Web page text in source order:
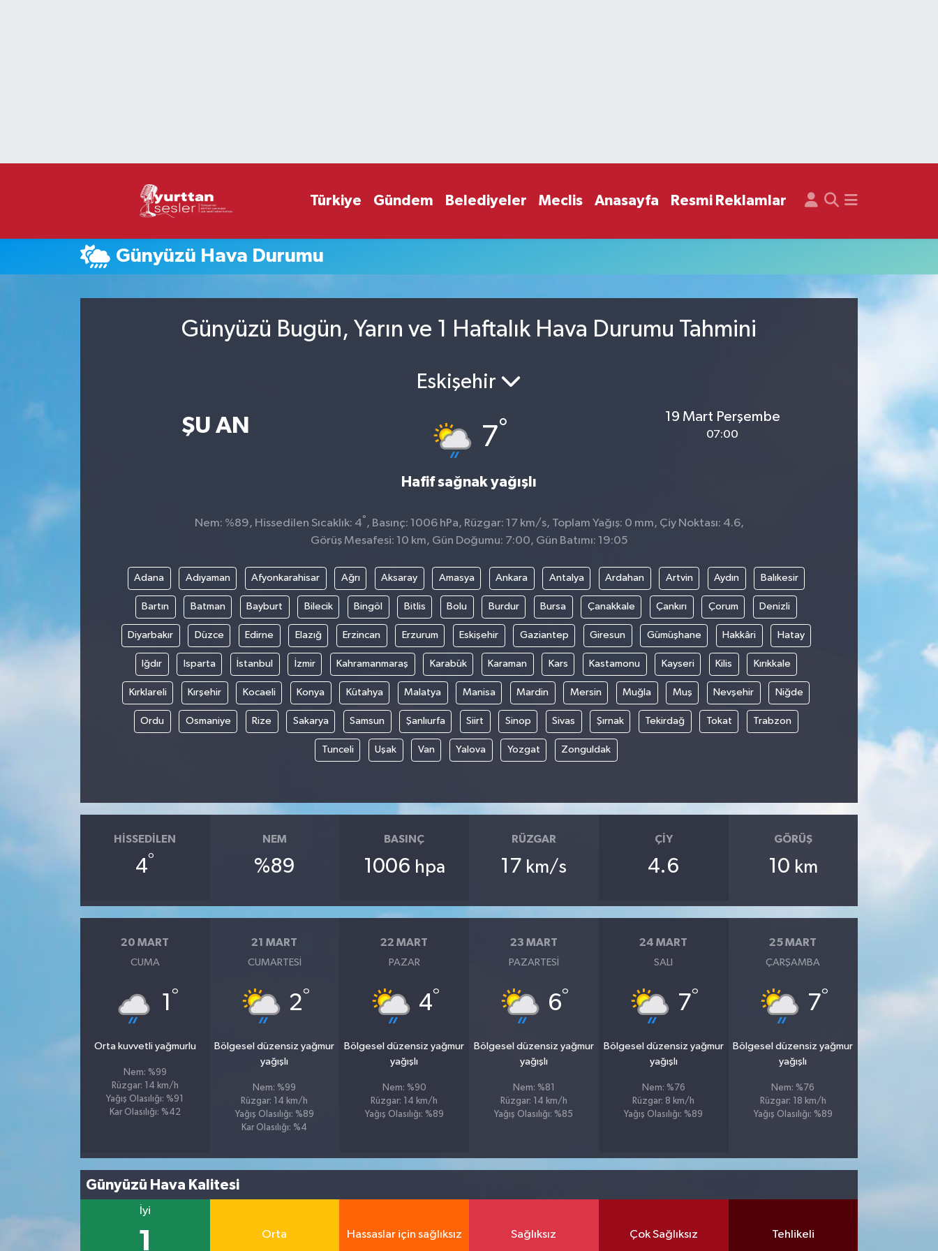
Türkiye Gündem Belediyeler Meclis Anasayfa Resmi Reklamlar
Günyüzü Hava Durumu
Günyüzü Bugün, Yarın ve 1 Haftalık Hava Durumu Tahmini
ŞU AN
Eskişehir
7°
Hafif sağnak yağışlı
19 Mart Perşembe
07:00
Nem: %89, Hissedilen Sıcaklık: 4° , Basınç: 1006 hPa, Rüzgar: 17 km/s, Toplam Yağış: 0 mm, Çiy Noktası: 4.6,
Görüş Mesafesi: 10 km, Gün Doğumu: 7:00, Gün Batımı: 19:05
Adana Adıyaman Afyonkarahisar Ağrı Aksaray Amasya Ankara Antalya Ardahan Artvin Aydın Balıkesir
Bartın Batman Bayburt Bilecik Bingöl Bitlis Bolu Burdur Bursa Çanakkale Çankırı Çorum Denizli
Diyarbakır Düzce Edirne Elazığ Erzincan Erzurum Eskişehir Gaziantep Giresun Gümüşhane Hakkâri Hatay
Iğdır Isparta İstanbul İzmir Kahramanmaraş Karabük Karaman Kars Kastamonu Kayseri Kilis Kırıkkale
Kırklareli Kırşehir Kocaeli Konya Kütahya Malatya Manisa Mardin Mersin Muğla Muş Nevşehir Niğde
Ordu Osmaniye Rize Sakarya Samsun Şanlıurfa Siirt Sinop Sivas Şırnak Tekirdağ Tokat Trabzon
Tunceli Uşak Van Yalova Yozgat Zonguldak
HISSEDILEN
4°
NEM
%89
BASINÇ
1006 hpa
RÜZGAR
17 km/s
ÇIY
4.6
GÖRÜŞ
10 km
20 MART
CUMA
1 °
Orta kuvvetli yağmurlu
Nem: %99
Rüzgar: 14 km/h
Yağış Olasılığı: %91
Kar Olasılığı: %42
21 MART
CUMARTESI
2°
Bölgesel düzensiz yağmur
yağışlı
Nem: %99
Rüzgar: 14 km/h
Yağış Olasılığı: %89
Kar Olasılığı: %4
22 MART
PAZAR
4°
Bölgesel düzensiz yağmur
yağışlı
Nem: %90
Rüzgar: 14 km/h
Yağış Olasılığı: %89
23 MART
PAZARTESI
6°
Bölgesel düzensiz yağmur
yağışlı
Nem: %81
Rüzgar: 14 km/h
Yağış Olasılığı: %85
24 MART
SALI
7°
Bölgesel düzensiz yağmur
yağışlı
Nem: %76
Rüzgar: 8 km/h
Yağış Olasılığı: %89
25 MART
ÇARŞAMBA
7°
Bölgesel düzensiz yağmur
yağışlı
Nem: %76
Rüzgar: 18 km/h
Yağış Olasılığı: %89
Günyüzü Hava Kalitesi
İyi
1 Orta Hassaslar için sağlıksız Sağlıksız Çok Sağlıksız Tehlikeli
Süper Lig Puan Durumu ve Fikstür
Son Dakika Haberleri
Haber Arşivi